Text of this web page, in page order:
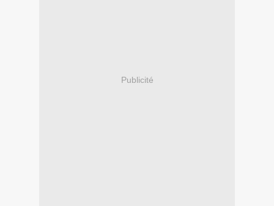
Publicité